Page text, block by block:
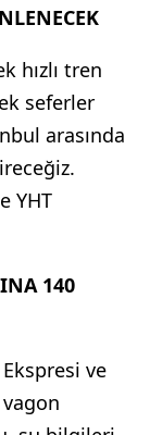
hızlı tren
seferler
arasında
YHT
140
ve